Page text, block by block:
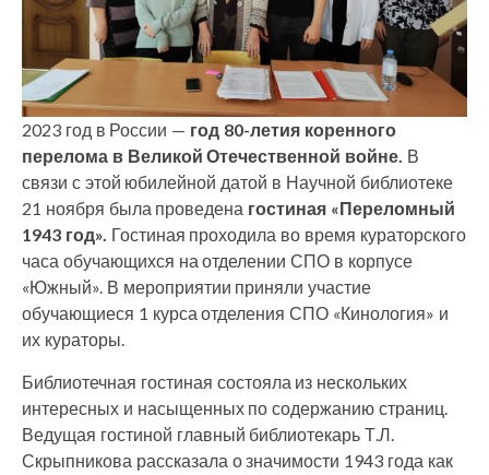
2023 год в России — год 80-летия коренного
перелома в Великой Отечественной войне. В
связи с этой юбилейной датой в Научной библиотеке
21 ноября была проведена гостиная «Переломный
1943 год». Гостиная проходила во время кураторского
часа обучающихся на отделении СПО в корпусе
«Южный». В мероприятии приняли участие
обучающиеся 1 курса отделения СПО «Кинология» и
их кураторы.
Библиотечная гостиная состояла из нескольких
интересных и насыщенных по содержанию страниц.
Ведущая гостиной главный библиотекарь Т.Л.
Скрыпникова рассказала о значимости 1943 года как